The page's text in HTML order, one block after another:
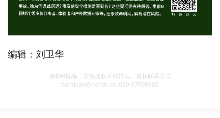
编辑：刘卫华
南都N视频，未经授权不得转载、授权联系方式
banquan@nandu.cc. 020-87006626